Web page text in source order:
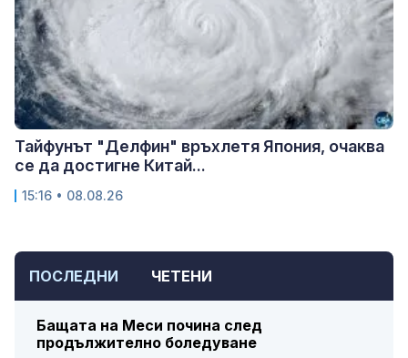
ПОСЛЕДНИ ЧЕТЕНИ
Бащата на Меси почина след
продължително боледуване
Тайфунът "Делфин" връхлетя Япония, очаква
се да достигне Китай...
15:16 • 08.08.26